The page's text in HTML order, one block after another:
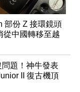
部份 Z 接環鏡頭
從中國轉移至越
題！神牛發表
II 復古機頂